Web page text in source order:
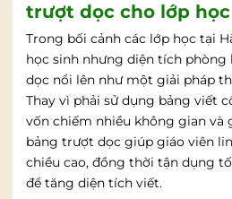
trượt dọc cho lớp học
Trong bối cảnh các lớp học tại
học sinh nhưng diện tích phòng
dọc nổi lên như một giải pháp
Thay vì phải sử dụng bảng viết
vốn chiếm nhiều không gian và
bảng trượt dọc giúp giáo viên
chiều cao, đồng thời tận dụng
để tăng diện tích viết.